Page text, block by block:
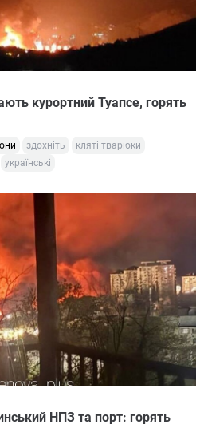
курортний Туапсе, горять
здохніть
кляті тварюки
українські
НПЗ та порт: горять